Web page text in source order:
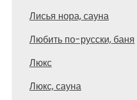
Лисья нора, сауна
Любить по-русски, баня
Люкс
Люкс, сауна